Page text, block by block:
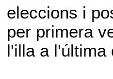
eleccions i
per primera
l'illa a l'última